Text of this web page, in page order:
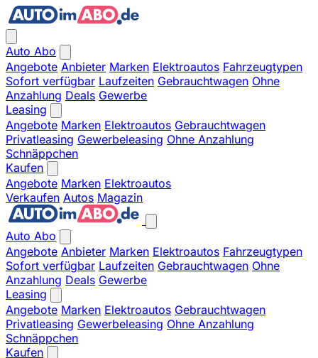
Auto Abo
Angebote Anbieter Marken Elektroautos Fahrzeugtypen
Sofort verfügbar Laufzeiten Gebrauchtwagen Ohne
Anzahlung Deals Gewerbe
Leasing
Angebote Marken Elektroautos Gebrauchtwagen
Privatleasing Gewerbeleasing Ohne Anzahlung
Schnäppchen
Kaufen
Angebote Marken Elektroautos
Verkaufen Autos Magazin
Auto Abo
Angebote Anbieter Marken Elektroautos Fahrzeugtypen
Sofort verfügbar Laufzeiten Gebrauchtwagen Ohne
Anzahlung Deals Gewerbe
Leasing
Angebote Marken Elektroautos Gebrauchtwagen
Privatleasing Gewerbeleasing Ohne Anzahlung
Schnäppchen
Kaufen